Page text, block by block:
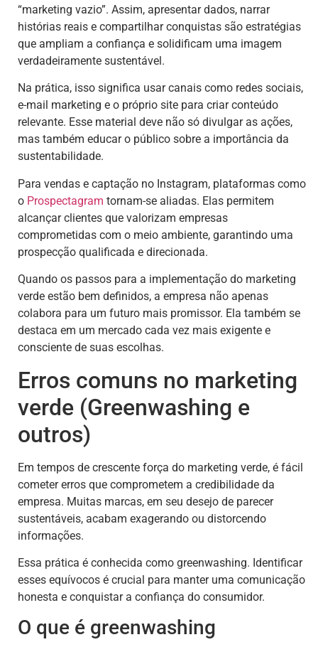
“marketing vazio”. Assim, apresentar dados, narrar
histórias reais e compartilhar conquistas são estratégias
que ampliam a confiança e solidificam uma imagem
verdadeiramente sustentável.
Na prática, isso significa usar canais como redes sociais,
e-mail marketing e o próprio site para criar conteúdo
relevante. Esse material deve não só divulgar as ações,
mas também educar o público sobre a importância da
sustentabilidade.
Para vendas e captação no Instagram, plataformas como
o Prospectagram tornam-se aliadas. Elas permitem
alcançar clientes que valorizam empresas
comprometidas com o meio ambiente, garantindo uma
prospecção qualificada e direcionada.
Quando os passos para a implementação do marketing
verde estão bem definidos, a empresa não apenas
colabora para um futuro mais promissor. Ela também se
destaca em um mercado cada vez mais exigente e
consciente de suas escolhas.
Erros comuns no marketing
verde (Greenwashing e
outros)
Em tempos de crescente força do marketing verde, é fácil
cometer erros que comprometem a credibilidade da
empresa. Muitas marcas, em seu desejo de parecer
sustentáveis, acabam exagerando ou distorcendo
informações.
Essa prática é conhecida como greenwashing. Identificar
esses equívocos é crucial para manter uma comunicação
honesta e conquistar a confiança do consumidor.
O que é greenwashing